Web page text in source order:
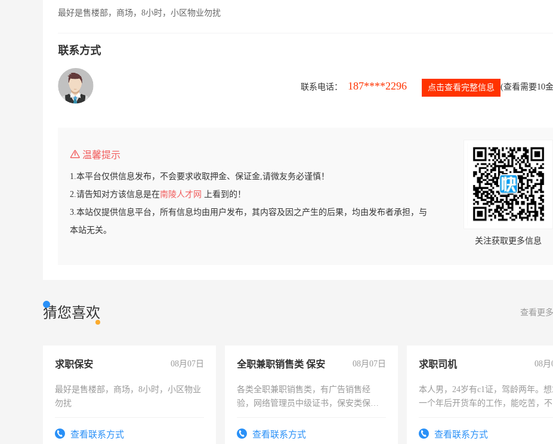
最好是售楼部，商场，8小时，小区物业勿扰
联系方式
联系电话： 187****2296 点击查看完整信息 (查看需要10
温馨提示
1.本平台仅供信息发布，不会要求收取押金、保证金,请微友务必谨慎！
2.请告知对方该信息是在南陵人才网
上看到的！
3.本站仅提供信息平台，所有信息均由用户发布，其内容及因之产生的后果，均由发布者承担，与
本站无关。
关注获取更多信息
猜您喜欢 查看更
求职保安 08月07日
最好是售楼部，商场，8小时，小区物业
勿扰
查看联系方式
全职兼职销售类 保安 08月07日
各类全职兼职销售类，有广告销售经
验，网络管理员中级证书，保安类保安
有高低压电工证和十几年工作经验
查看联系方式
求职司机 08月
本人男，24岁有c1证，驾龄两年。想
一个年后开货车的工作，能吃苦，
查看联系方式